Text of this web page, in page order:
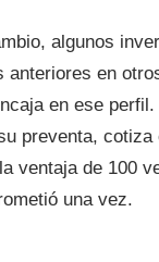
algunos
anteriores en
en ese
preventa, cotiza
ventaja de 100
una vez.